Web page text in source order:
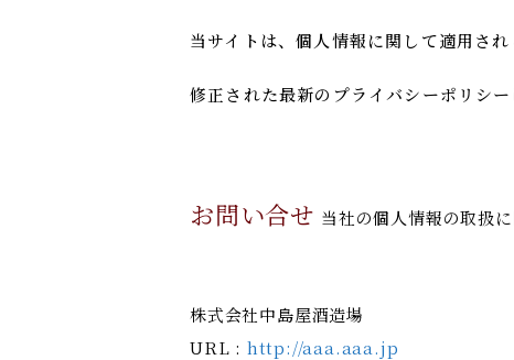
当サイトは、個人情報に関して適用さ
修正された最新のプライバシーポリシ
お問い合せ 当社の個人情報の取扱
株式会社中島屋酒造場
URL : http://aaa.aaa.jp